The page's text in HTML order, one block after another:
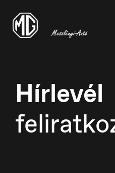
België
Nederlands
Hírlevél